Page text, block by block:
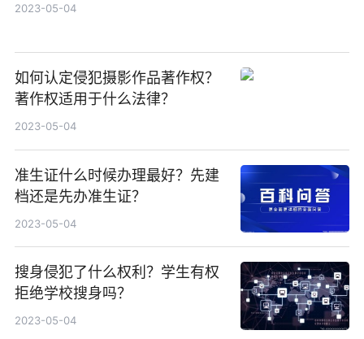
2023-05-04
如何认定侵犯摄影作品著作权？
著作权适用于什么法律？
2023-05-04
准生证什么时候办理最好？先建
档还是先办准生证？
2023-05-04
搜身侵犯了什么权利？学生有权
拒绝学校搜身吗？
2023-05-04